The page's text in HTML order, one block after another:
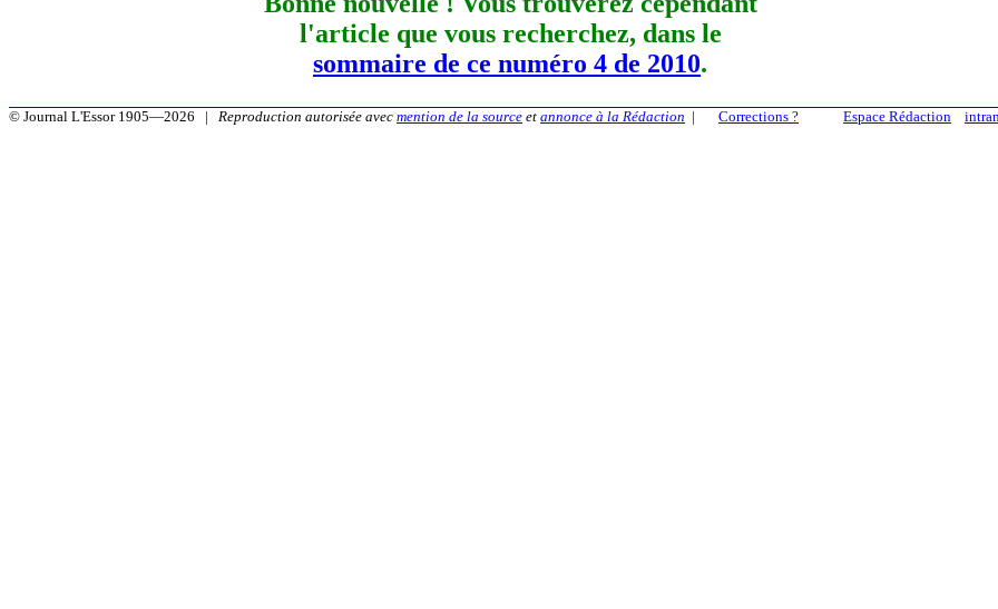
l'article que vous recherchez, dans le
sommaire de ce numéro 4 de 2010.
Espace Rédaction
© Journal L'Essor 1905—2026 | Reproduction autorisée avec mention de la source et annonce à la Rédaction | Corrections ?